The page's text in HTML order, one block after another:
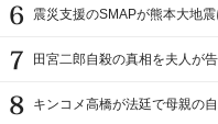
震災支援のSMAPが熊本大地
田宮二郎自殺の真相を夫人が告
キンコメ高橋が法廷で母親の